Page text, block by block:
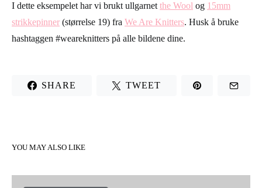
I dette eksempelet har vi brukt ullgarnet the Wool og 15mm
strikkepinner (størrelse 19) fra We Are Knitters. Husk å bruke
hashtaggen #weareknitters på alle bildene dine.
SHARE TWEET
YOU MAY ALSO LIKE